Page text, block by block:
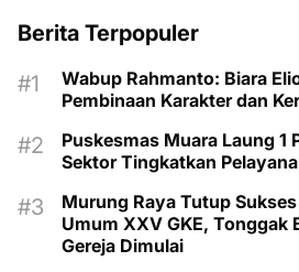
Berita Terpopuler
Wabup Rahmanto: Biara
Pembinaan Karakter dan
Puskesmas Muara Laung 1
Sektor Tingkatkan
Murung Raya Tutup
Umum XXV GKE, Tonggak
Gereja Dimulai